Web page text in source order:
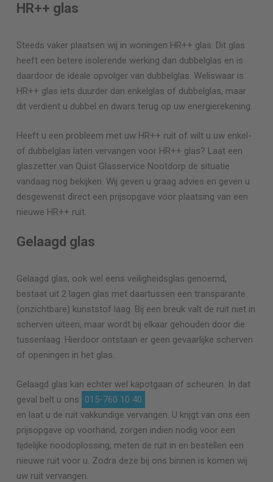
HR++ glas
Steeds vaker plaatsen wij in woningen HR++ glas. Dit glas
heeft een betere isolerende werking dan dubbelglas en is
daardoor de ideale opvolger van dubbelglas. Weliswaar is
HR++ glas iets duurder dan enkelglas of dubbelglas, maar
dit verdient u dubbel en dwars terug op uw energierekening.
Heeft u een probleem met uw HR++ ruit of wilt u uw enkel-
of dubbelglas laten vervangen voor HR++ glas? Laat een
glaszetter van Quist Glasservice Nootdorp de situatie
vandaag nog bekijken. Wij geven u graag advies en geven u
desgewenst direct een prijsopgave voor plaatsing van een
nieuwe HR++ ruit.
Gelaagd glas
Gelaagd glas, ook wel eens veiligheidsglas genoemd,
bestaat uit 2 lagen glas met daartussen een transparante
(onzichtbare) kunststof laag. Bij een breuk valt de ruit niet in
scherven uiteen, maar wordt bij elkaar gehouden door die
tussenlaag. Hierdoor ontstaan er geen gevaarlijke scherven
of openingen in het glas.
Gelaagd glas kan echter wel kapotgaan of scheuren. In dat
geval belt u ons
015-760 10 40
en laat u de ruit vakkundige vervangen. U krijgt van ons een
prijsopgave op voorhand, zorgen indien nodig voor een
tijdelijke noodoplossing, meten de ruit in en bestellen een
nieuwe ruit voor u. Zodra deze bij ons binnen is komen wij
uw ruit vervangen.